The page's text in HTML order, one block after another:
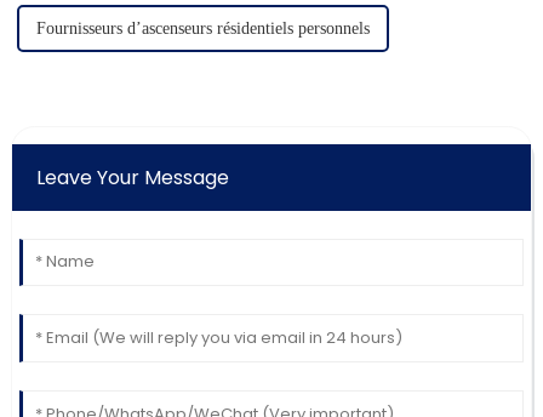
Fournisseurs d’ascenseurs résidentiels personnels
Leave Your Message